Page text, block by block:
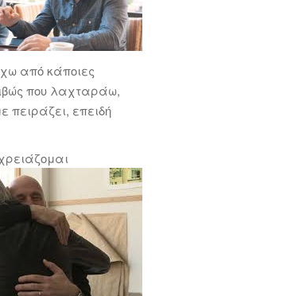
από κάποιες
που λαχταράω,
επειδή